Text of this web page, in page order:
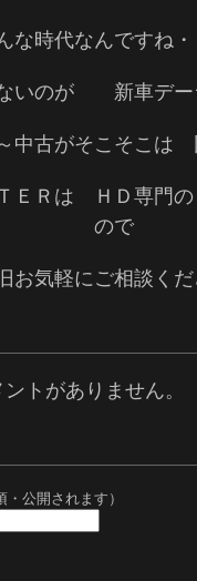
な時代なんですね
いのが 新車デー
中古がそこそこは
ＥＲは ＨＤ専門の
ので
お気軽にご相談く
トがありません。
公開されます）